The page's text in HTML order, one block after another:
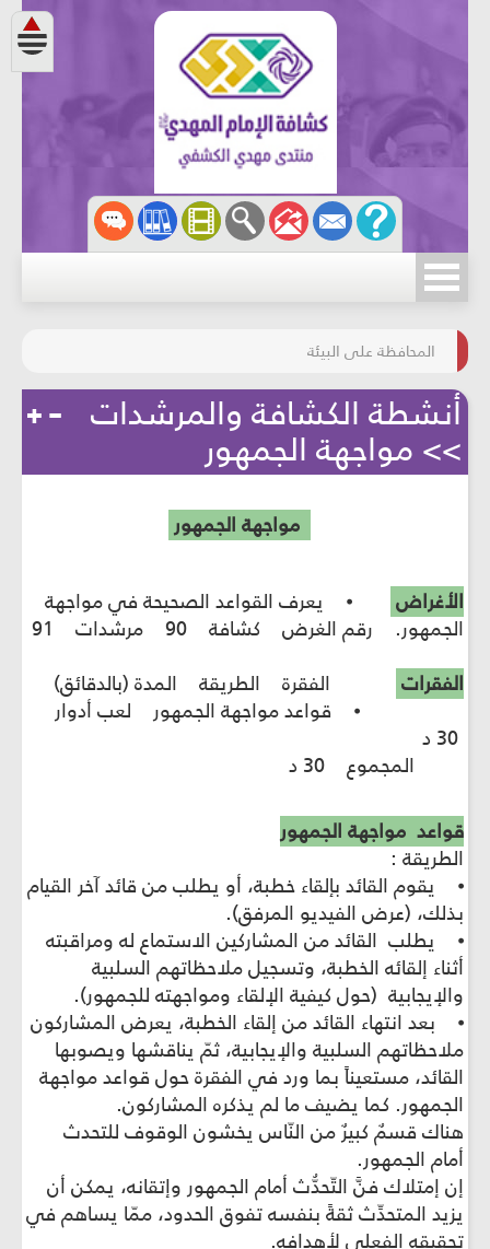
مسابقة الركب الحسينيّ
المحافظة على البيئة
أنشطة الكشافة والمرشدات
>> مواجهة الجمهور
مواجهة الجمهور
الأغراض
⦁ يعرف القواعد الصحيحة في مواجهة
الجمهور. رقم الغرض كشافة 90 مرشدات 91
الفقرات
الفقرة الطريقة المدة (بالدقائق)
⦁ قواعد مواجهة الجمهور لعب أدوار
المجموع 30 د
قواعد مواجهة الجمهور
الطريقة :
⦁ يقوم القائد بإلقاء خطبة، أو يطلب من قائد آخر القيام
بذلك، (عرض الفيديو المرفق).
⦁ يطلب القائد من المشاركين الاستماع له ومراقبته
أثناء إلقائه الخطبة، وتسجيل ملاحظاتهم السلبية
والإيجابية (حول كيفية الإلقاء ومواجهته للجمهور).
⦁ بعد انتهاء القائد من إلقاء الخطبة، يعرض المشاركون
ملاحظاتهم السلبية والإيجابية، ثمّ يناقشها ويصوبها
القائد، مستعيناً بما ورد في الفقرة حول قواعد مواجهة
الجمهور. كما يضيف ما لم يذكره المشاركون.
هناك قسمٌ كبيرٌ من النّاس يخشون الوقوف للتحدث
أمام الجمهور.
إن إمتلاك فنَّ التّحدُّث أمام الجمهور وإتقانه، يمكن أن
يزيد المتحدِّث ثقةً بنفسه تفوق الحدود، ممّا يساهم في
تحقيقه الفعلي لأهدافه.